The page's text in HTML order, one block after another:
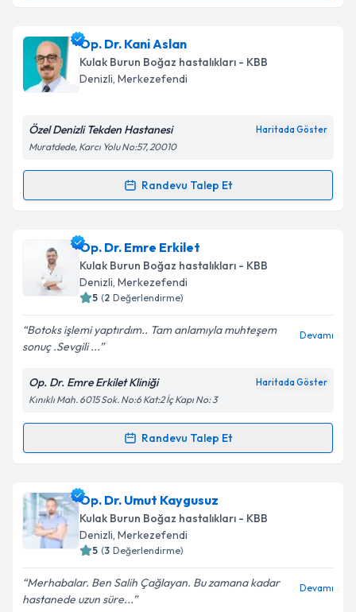
Prof. Dr. Bülent Topuziçin randevu takvimi talebi
oluşturun. Size bu uzmandan randevu almanız için bir
takvim hazırlandığında e-posta ile bilgilendireceğiz.
Kişisel verilerimin işlenmesine ilişkin
Metni'ni okudum ve kişisel verilerimin belirtilen
Takvim Talebini Gönder
Op. Dr. Kani Aslan
Kulak Burun Boğaz hastalıkları - KBB
Denizli, Merkezefendi
Özel Denizli Tekden Hastanesi Haritada Göster
Muratdede, Karcı Yolu No:57, 20010
Randevu Talep Et
Randevu Takvimi Talebi
Op. Dr. Kani Aslaniçin randevu takvimi talebi
oluşturun. Size bu uzmandan randevu almanız için bir
takvim hazırlandığında e-posta ile bilgilendireceğiz.
Kişisel verilerimin işlenmesine ilişkin
Aydınlatma
Metni'ni okudum ve kişisel verilerimin belirtilen
kapsamda işlenmesini kabul ediyorum.
Op. Dr. Emre Erkilet
Kulak Burun Boğaz hastalıkları - KBB
Denizli, Merkezefendi
5 (2 Değerlendirme)
Botoks işlemi yaptırdım.. Tam anlamıyla muhteşem
sonuç .Sevgili ...
Devamı
Op. Dr. Emre Erkilet Kliniği Haritada Göster
Kınıklı Mah. 6015 Sok. No:6 Kat:2 İç Kapı No: 3
Randevu Talep Et
Randevu Takvimi Talebi
Op. Dr. Emre Erkiletiçin randevu takvimi talebi
oluşturun. Size bu uzmandan randevu almanız için bir
takvim hazırlandığında e-posta ile bilgilendireceğiz.
Op. Dr. Umut Kaygusuz
Kulak Burun Boğaz hastalıkları - KBB
Denizli, Merkezefendi
5 (3 Değerlendirme)
Merhabalar. Ben Salih Çağlayan. Bu zamana kadar
hastanede uzun süre...
Devamı